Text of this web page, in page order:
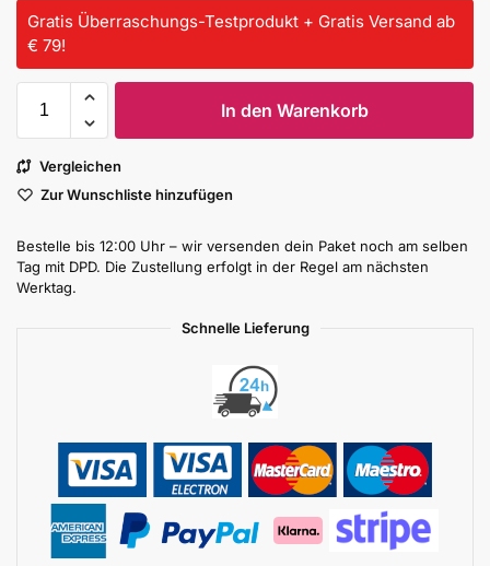
Gratis Überraschungs-Testprodukt + Gratis Versand ab
€ 79!
In den Warenkorb
Vergleichen
Zur Wunschliste hinzufügen
Bestelle bis 12:00 Uhr – wir versenden dein Paket noch am selben
Tag mit DPD. Die Zustellung erfolgt in der Regel am nächsten
Werktag.
Schnelle Lieferung